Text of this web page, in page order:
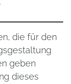
die für den
geben
dieses